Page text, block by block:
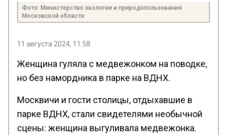
Фото: Министерство экологии и природопользования
Московской области
11 августа 2024, 11:58
Женщина гуляла с медвежонком на поводке,
но без намордника в парке на ВДНХ.
Москвичи и гости столицы, отдыхавшие в
парке ВДНХ, стали свидетелями необычной
сцены: женщина выгуливала медвежонка.